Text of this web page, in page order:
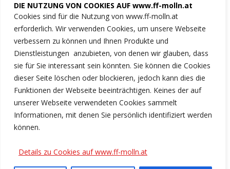
DIE NUTZUNG VON COOKIES AUF www.ff-molln.at
Cookies sind für die Nutzung von www.ff-molln.at
erforderlich. Wir verwenden Cookies, um unsere Webseite
verbessern zu können und Ihnen Produkte und
Dienstleistungen anzubieten, von denen wir glauben, dass
sie für Sie interessant sein könnten. Sie können die Cookies
dieser Seite löschen oder blockieren, jedoch kann dies die
Funktionen der Webseite beeinträchtigen. Keines der auf
unserer Webseite verwendeten Cookies sammelt
Informationen, mit denen Sie persönlich identifiziert werden
können.
Details zu Cookies auf www.ff-molln.at
der Marktgemeinde Molln
Feuerwehrstrasse 1
4591 Molln
Tel.: 07584/2222
ff-molln@ki.ooelfv.at